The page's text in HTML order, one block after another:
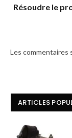
Résoudre le
Les commentaires
ARTICLES